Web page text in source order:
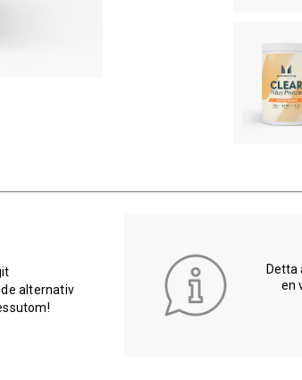
alternativ
Detta
en